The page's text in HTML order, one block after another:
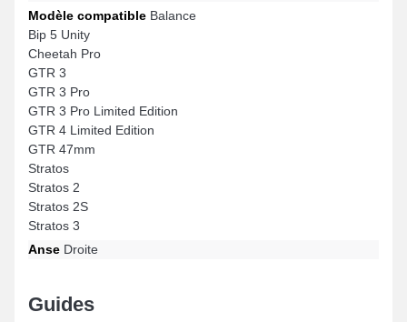
Modèle compatible Balance
Bip 5 Unity
Cheetah Pro
GTR 3
GTR 3 Pro
GTR 3 Pro Limited Edition
GTR 4 Limited Edition
GTR 47mm
Stratos
Stratos 2
Stratos 2S
Stratos 3
Anse Droite
Guides